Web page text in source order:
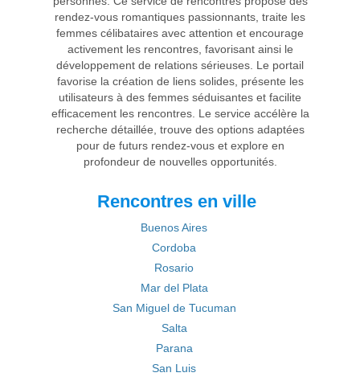
rendez-vous romantiques passionnants, traite les
femmes célibataires avec attention et encourage
activement les rencontres, favorisant ainsi le
développement de relations sérieuses. Le portail
favorise la création de liens solides, présente les
utilisateurs à des femmes séduisantes et facilite
efficacement les rencontres. Le service accélère la
recherche détaillée, trouve des options adaptées
pour de futurs rendez-vous et explore en
profondeur de nouvelles opportunités.
Rencontres en ville
Buenos Aires
Cordoba
Rosario
Mar del Plata
San Miguel de Tucuman
Salta
Parana
San Luis